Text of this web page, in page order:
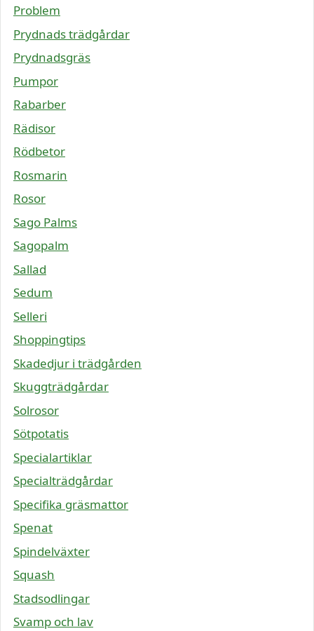
Problem
Prydnads trädgårdar
Prydnadsgräs
Pumpor
Rabarber
Rädisor
Rödbetor
Rosmarin
Rosor
Sago Palms
Sagopalm
Sallad
Sedum
Selleri
Shoppingtips
Skadedjur i trädgården
Skuggträdgårdar
Solrosor
Sötpotatis
Specialartiklar
Specialträdgårdar
Specifika gräsmattor
Spenat
Spindelväxter
Squash
Stadsodlingar
Svamp och lav